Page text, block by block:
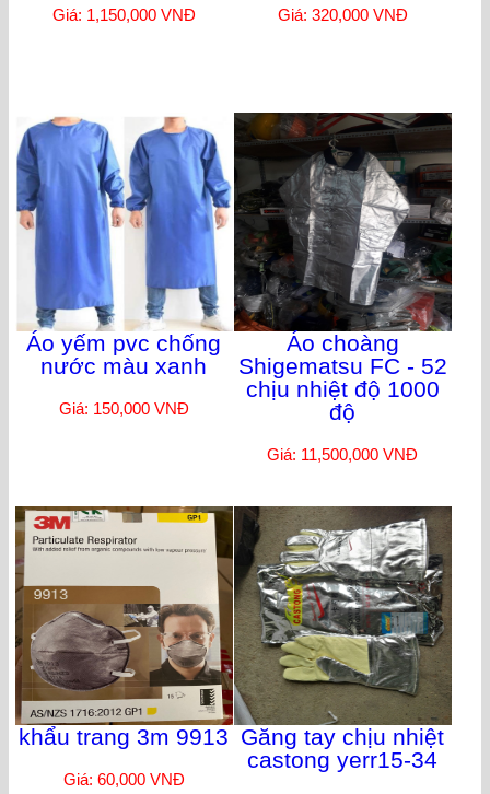
Giá: 1,150,000 VNĐ Giá: 320,000 VNĐ
Áo yếm pvc chống
nước màu xanh
Giá: 150,000 VNĐ
Áo choàng
Shigematsu FC - 52
chịu nhiệt độ 1000
độ
Giá: 11,500,000 VNĐ
khẩu trang 3m 9913
Giá: 60,000 VNĐ
Găng tay chịu nhiệt
castong yerr15-34